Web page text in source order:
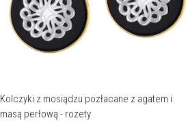
Kolczyki z mosiądzu pozłacane z agatem i
masą perłową - rozety